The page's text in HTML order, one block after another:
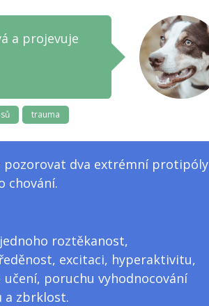
a projevuje
trauma
pozorovat dva extrémní protipóly
chování.
roztěkanost,
excitaci, hyperaktivitu,
učení, poruchu vyhodnocování
a zbrklost.